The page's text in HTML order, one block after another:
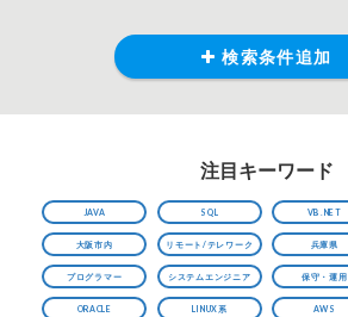
検索条件追加
注目キーワード
JAVA SQL VB.NET
大阪市内 リモート/テレワーク 兵庫県
プログラマー システムエンジニア 保守・運用
ORACLE LINUX系 AWS